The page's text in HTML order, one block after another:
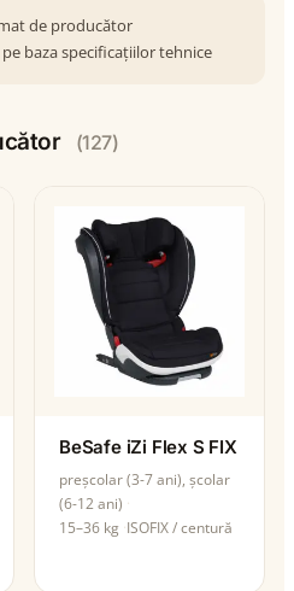
de producător
baza specificațiilor tehnice
(127)
BeSafe iZi Flex S FIX
preșcolar (3-7 ani), școlar
(6-12 ani)
15–36 kg ISOFIX / centură